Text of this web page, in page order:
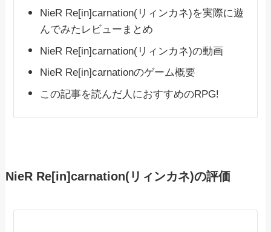
NieR Re[in]carnation(リィンカネ)を実際に遊
んでみたレビューまとめ
NieR Re[in]carnation(リィンカネ)の動画
NieR Re[in]carnationのゲーム概要
この記事を読んだ人におすすめのRPG!
NieR Re[in]carnation(リィンカネ)の評価